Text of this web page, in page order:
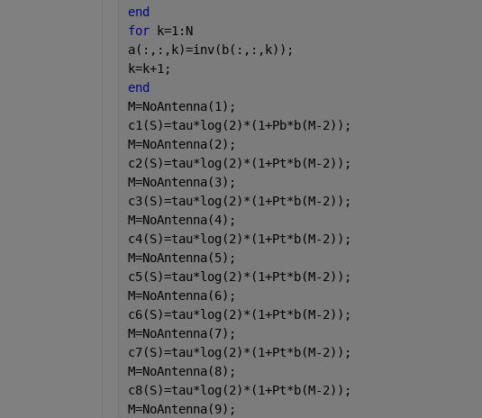
end
for
k=1:N
a(:,:,k)=inv(b(:,:,k));
k=k+1;
end
M=NoAntenna(1);
c1(S)=tau*log(2)*(1+Pb*b(M-2));
M=NoAntenna(2);
c2(S)=tau*log(2)*(1+Pt*b(M-2));
M=NoAntenna(3);
c3(S)=tau*log(2)*(1+Pt*b(M-2));
M=NoAntenna(4);
c4(S)=tau*log(2)*(1+Pt*b(M-2));
M=NoAntenna(5);
c5(S)=tau*log(2)*(1+Pt*b(M-2));
M=NoAntenna(6);
c6(S)=tau*log(2)*(1+Pt*b(M-2));
M=NoAntenna(7);
c7(S)=tau*log(2)*(1+Pt*b(M-2));
M=NoAntenna(8);
c8(S)=tau*log(2)*(1+Pt*b(M-2));
M=NoAntenna(9);